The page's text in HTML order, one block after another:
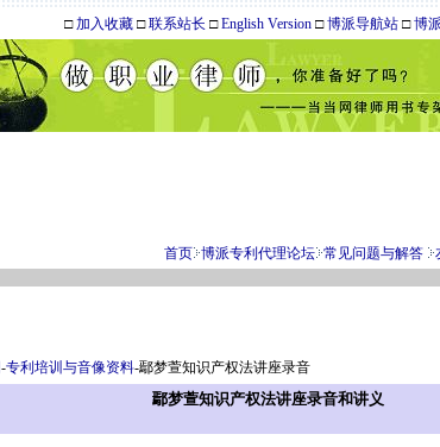
□加入收藏 □联系站长 □English Version □博派导航站 □博
首页 博派专利代理论坛 常见问题与解答
-专利培训与音像资料-鄢梦萱知识产权法讲座录音
鄢梦萱知识产权法讲座录音和讲义